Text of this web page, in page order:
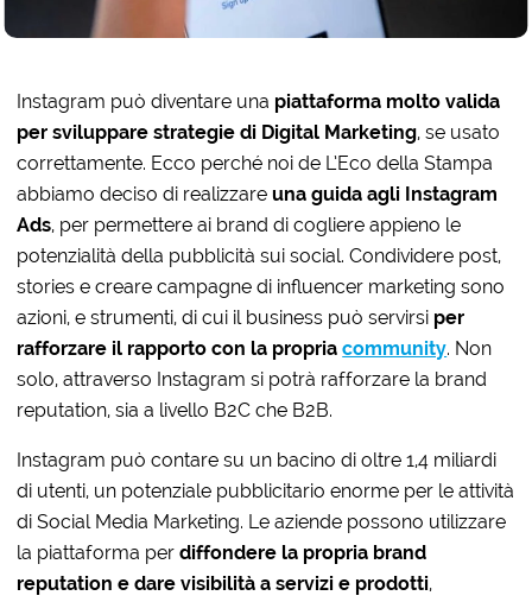
Instagram può diventare una piattaforma molto valida
per sviluppare strategie di Digital Marketing, se usato
correttamente. Ecco perché noi de L’Eco della Stampa
abbiamo deciso di realizzare una guida agli Instagram
Ads, per permettere ai brand di cogliere appieno le
potenzialità della pubblicità sui social. Condividere post,
stories e creare campagne di influencer marketing sono
azioni, e strumenti, di cui il business può servirsi per
rafforzare il rapporto con la propriacommunity. Non
solo, attraverso Instagram si potrà rafforzare la brand
reputation, sia a livello B2C che B2B.
Instagram può contare su un bacino di oltre 1,4 miliardi
di utenti, un potenziale pubblicitario enorme per le attività
di Social Media Marketing. Le aziende possono utilizzare
la piattaforma per diffondere la propria brand
reputation e dare visibilità a servizi e prodotti,